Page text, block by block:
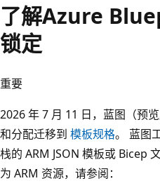
了解Azure
锁定
重要
2026 年 7 月 11 日，蓝图（预
和分配迁移到 模板规格。 蓝图
栈的 ARM JSON 模板或 Bicep
为 ARM 资源，请参阅：